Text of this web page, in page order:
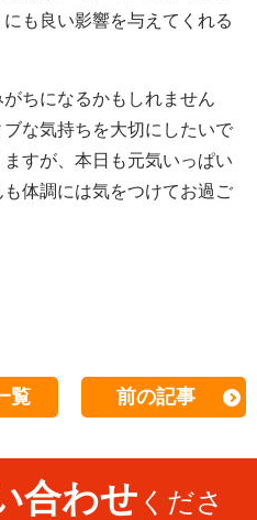
も良い影響を与えてくれる
ちになるかもしれません
な気持ちを大切にしたいで
すが、本日も元気いっぱい
体調には気をつけてお過ご
覧 前の記事
合わせ くださ